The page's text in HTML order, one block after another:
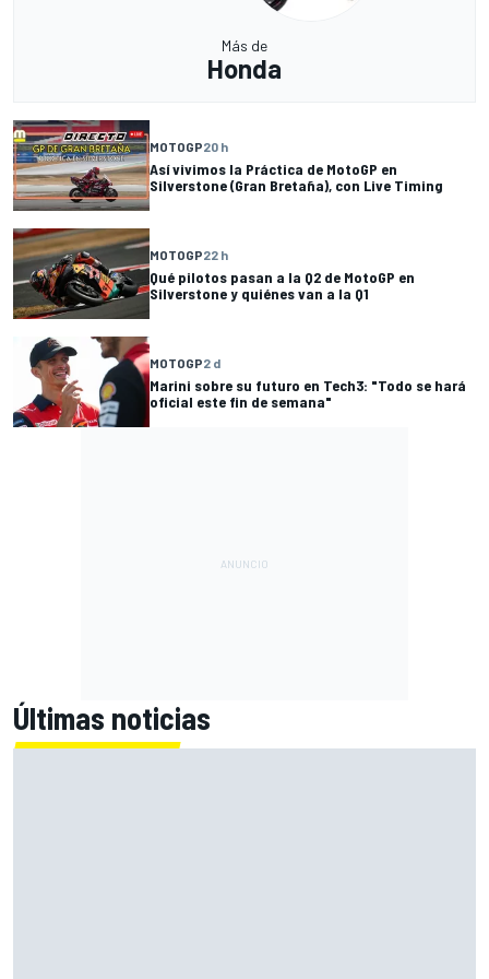
Más de
Honda
MOTOGP20 h
Así vivimos la Práctica de MotoGP en
Silverstone (Gran Bretaña), con Live Timing
MOTOGP22 h
Qué pilotos pasan a la Q2 de MotoGP en
Silverstone y quiénes van a la Q1
MOTOGP2 d
Marini sobre su futuro en Tech3: "Todo se hará
oficial este fin de semana"
Últimas noticias